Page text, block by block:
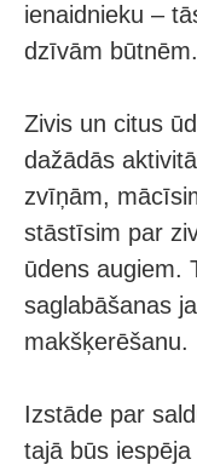
ienaidnieku –
dzīvām būtnēm.
Zivis un citus
dažādās
zvīņām,
stāstīsim par
ūdens augiem.
saglabāšanas
makšķerēšanu.
Izstāde par
tajā būs